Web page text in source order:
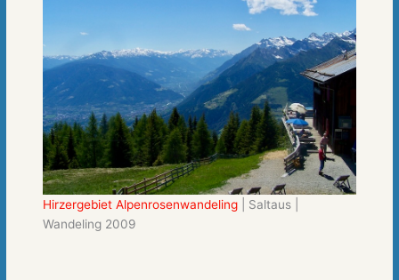
Hirzergebiet Alpenrosenwandeling | Saltaus |
Wandeling 2009